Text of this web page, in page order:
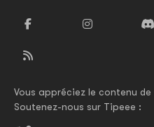
Vous appréciez le contenu de
Soutenez-nous sur Tipeee :